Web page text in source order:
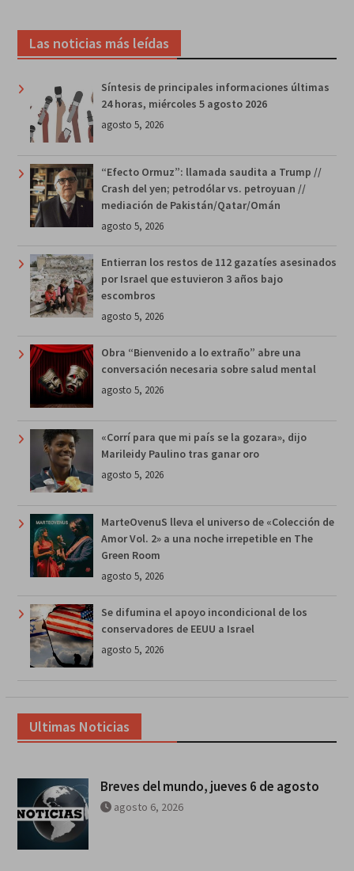
Las noticias más leídas
Síntesis de principales informaciones últimas
24 horas, miércoles 5 agosto 2026
agosto 5, 2026
“Efecto Ormuz”: llamada saudita a Trump //
Crash del yen; petrodólar vs. petroyuan //
mediación de Pakistán/Qatar/Omán
agosto 5, 2026
Entierran los restos de 112 gazatíes asesinados
por Israel que estuvieron 3 años bajo
escombros
agosto 5, 2026
Obra “Bienvenido a lo extraño” abre una
conversación necesaria sobre salud mental
agosto 5, 2026
«Corrí para que mi país se la gozara», dijo
Marileidy Paulino tras ganar oro
agosto 5, 2026
MarteOvenuS lleva el universo de «Colección de
Amor Vol. 2» a una noche irrepetible en The
Green Room
agosto 5, 2026
Se difumina el apoyo incondicional de los
conservadores de EEUU a Israel
agosto 5, 2026
Ultimas Noticias
Breves del mundo, jueves 6 de agosto
agosto 6, 2026